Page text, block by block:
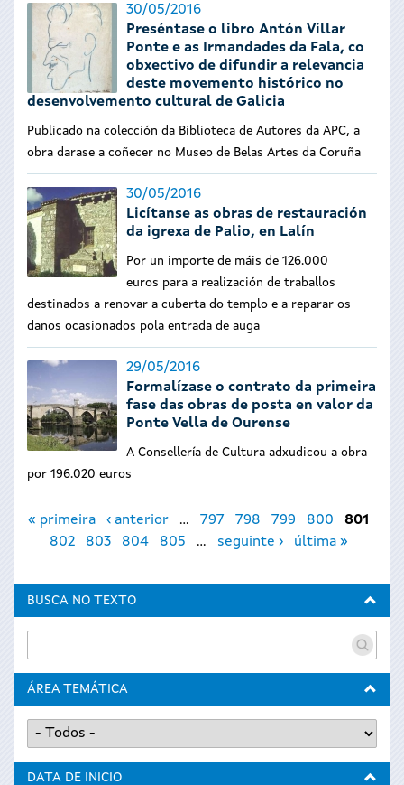
30/05/2016
Preséntase o libro Antón Villar
Ponte e as Irmandades da Fala, co
obxectivo de difundir a relevancia
deste movemento histórico no
desenvolvemento cultural de Galicia
Publicado na colección da Biblioteca de Autores da APC, a
obra darase a coñecer no Museo de Belas Artes da Coruña
30/05/2016
Licítanse as obras de restauración
da igrexa de Palio, en Lalín
Por un importe de máis de 126.000
euros para a realización de traballos
destinados a renovar a cuberta do templo e a reparar os
danos ocasionados pola entrada de auga
29/05/2016
Formalízase o contrato da primeira
fase das obras de posta en valor da
Ponte Vella de Ourense
A Consellería de Cultura adxudicou a obra
por 196.020 euros
Páxinas
« primeira ‹ anterior … 797 798 799 800
801
802
803 804 805 … seguinte › última »
BUSCA NO TEXTO
ÁREA TEMÁTICA
DATA DE INICIO